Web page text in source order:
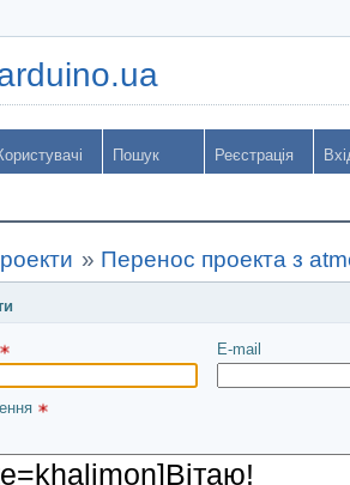
Пошук Реєстрація
» Перенос проекта з
і натисніть Надіслати
E-mail